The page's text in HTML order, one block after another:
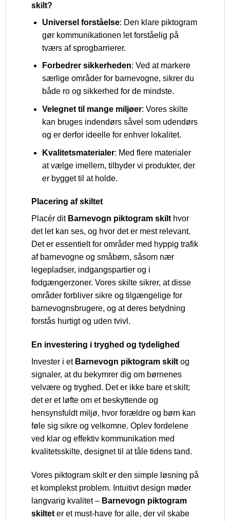
skilt?
Universel forståelse: Den klare piktogram
gør kommunikationen let forståelig på
tværs af sprogbarrierer.
Forbedrer sikkerheden: Ved at markere
særlige områder for barnevogne, sikrer du
både ro og sikkerhed for de mindste.
Velegnet til mange miljøer: Vores skilte
kan bruges indendørs såvel som udendørs
og er derfor ideelle for enhver lokalitet.
Kvalitetsmaterialer: Med flere materialer
at vælge imellem, tilbyder vi produkter, der
er bygget til at holde.
Placering af skiltet
Placér dit Barnevogn piktogram skilt hvor
det let kan ses, og hvor det er mest relevant.
Det er essentielt for områder med hyppig trafik
af barnevogne og småbørn, såsom nær
legepladser, indgangspartier og i
fodgængerzoner. Vores skilte sikrer, at disse
områder forbliver sikre og tilgængelige for
barnevognsbrugere, og at deres betydning
forstås hurtigt og uden tvivl.
En investering i tryghed og tydelighed
Invester i et Barnevogn piktogram skilt og
signaler, at du bekymrer dig om børnenes
velvære og tryghed. Det er ikke bare et skilt;
det er et løfte om et beskyttende og
hensynsfuldt miljø, hvor forældre og børn kan
føle sig sikre og velkomne. Oplev fordelene
ved klar og effektiv kommunikation med
kvalitetsskilte, designet til at tåle tidens tand.
Vores piktogram skilt er den simple løsning på
et komplekst problem. Intuitivt design møder
langvarig kvalitet – Barnevogn piktogram
skiltet er et must-have for alle, der vil skabe